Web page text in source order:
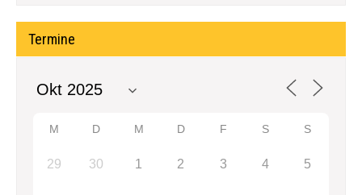
Termine
M D M D F S S
29 30 1 2 3 4 5